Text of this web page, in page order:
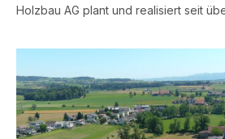
Holzbau AG plant und realisiert seit